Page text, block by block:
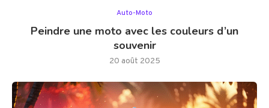
Auto-Moto
Peindre une moto avec les couleurs d’un
souvenir
20 août 2025